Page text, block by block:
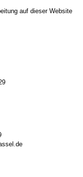
auf dieser Website